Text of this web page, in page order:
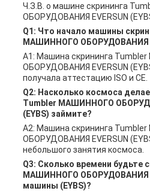
Ч.З.В. о машине скрининга
ОБОРУДОВАНИЯ EVERSUN
Q1: Что начало машины
МАШИННОГО ОБОРУДОВАНИЯ
A1: Машина скрининга
ОБОРУДОВАНИЯ EVERSUN
получала аттестацию ISO и CE.
Q2: Насколько космоса
Tumbler МАШИННОГО
(EYBS) займите?
A2: Машина скрининга
ОБОРУДОВАНИЯ EVERSUN
небольшого занятия космоса.
Q3: Сколько времени будьте
МАШИННОГО ОБОРУДОВАНИЯ
машины (EYBS)?